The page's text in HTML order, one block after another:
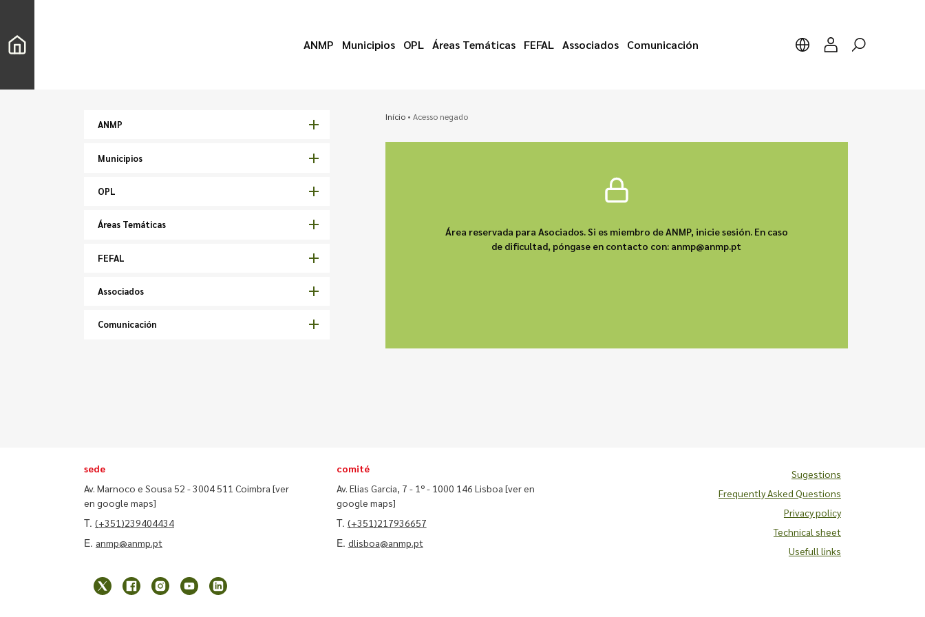
ANMP Municipios OPL Áreas Temáticas FEFAL Associados Comunicación
ANMP
Municipios
OPL
Áreas Temáticas
FEFAL
Associados
Comunicación
Início• Acesso negado
Área reservada para Asociados. Si es miembro de ANMP, inicie sesión. En caso
de dificultad, póngase en contacto con: anmp@anmp.pt
sede
Av. Marnoco e Sousa 52 - 3004 511 Coimbra [ver
en google maps]
T. (+351)239404434
E. anmp@anmp.pt
comité
Av. Elias Garcia, 7 - 1º - 1000 146 Lisboa [ver en
google maps]
T. (+351)217936657
E. dlisboa@anmp.pt
Sugestions
Frequently Asked Questions
Privacy policy
Technical sheet
Usefull links